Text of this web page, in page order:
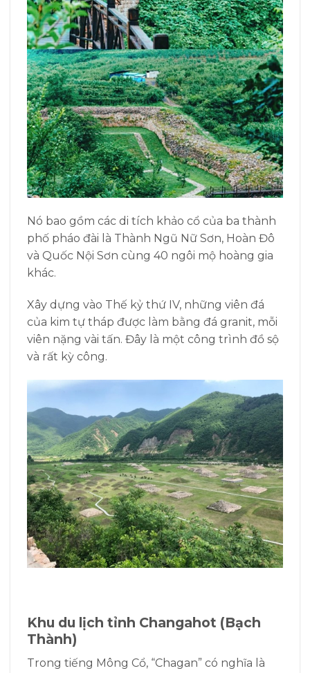
Nó bao gồm các di tích khảo cổ của ba thành
phố pháo đài là Thành Ngũ Nữ Sơn, Hoàn Đô
và Quốc Nội Sơn cùng 40 ngôi mộ hoàng gia
khác.
Xây dựng vào Thế kỷ thứ IV, những viên đá
của kim tự tháp được làm bằng đá granit, mỗi
viên nặng vài tấn. Đây là một công trình đồ sộ
và rất kỳ công.
Khu du lịch tỉnh Changahot (Bạch
Thành)
Trong tiếng Mông Cổ, “Chagan” có nghĩa là